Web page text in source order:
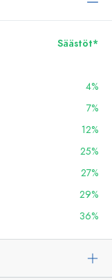
Säästöt*
4%
7%
12%
25%
27%
29%
36%